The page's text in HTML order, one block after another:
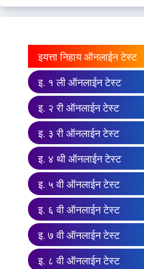
इयत्ता निहाय ऑनलाईन टेस्ट
इ. १ ली ऑनलाईन टेस्ट
इ. २ री ऑनलाईन टेस्ट
इ. ३ री ऑनलाईन टेस्ट
इ. ४ थी ऑनलाईन टेस्ट
इ. ५ वी ऑनलाईन टेस्ट
इ. ६ वी ऑनलाईन टेस्ट
इ. ७ वी ऑनलाईन टेस्ट
इ. ८ वी ऑनलाईन टेस्ट